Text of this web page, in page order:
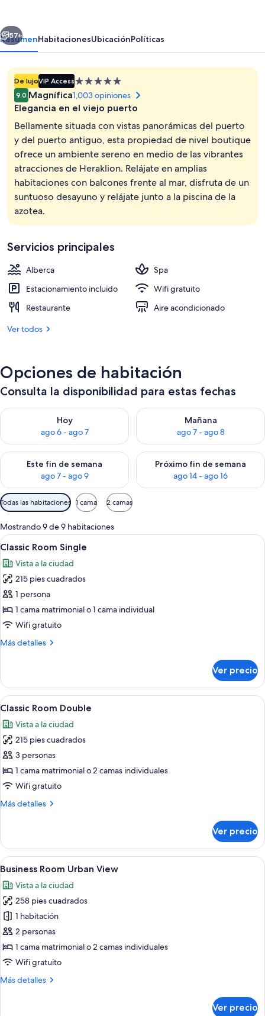
Alberca al aire libre
Siguiente
57+
ResumenHabitacionesUbicaciónPolíticas
De lujoVIP AccessPropiedad
de
5.0
9.0 Magnífica1,003 opiniones
Elegancia en el viejo puerto
Bellamente situada con vistas panorámicas del puerto
y del puerto antiguo, esta propiedad de nivel boutique
ofrece un ambiente sereno en medio de las vibrantes
atracciones de Heraklion. Relájate en amplias
habitaciones con balcones frente al mar, disfruta de un
suntuoso desayuno y relájate junto a la piscina de la
azotea.
Servicios principales
Alberca
Spa
Estacionamiento incluido
Wifi gratuito
Restaurante
Aire acondicionado
Ver todos
Opciones de habitación
Consulta la disponibilidad para estas fechas
Hoy
ago 6 - ago 7
Consulta la disponibilidad para hoy ago 6 - ago 7
Mañana
ago 7 - ago 8
Consulta la disponibilidad
Este fin de semana
ago 7 - ago 9
Consulta la disponibilidad para este fin de semana ago 7 -
Próximo fin de semana
ago 14 - ago 16
Consulta la disponibilidad
Filtros
disponibles
para
las
habitaciones
Todas las habitaciones 1 cama 2 camas
Mostrando 9 de 9 habitaciones
Abrir
todas
las
fotos
de
Classic
Room
Habitación de hotel con cama,
1
Classic Room Single
Vista a la ciudad
215 pies cuadrados
1 persona
1 cama matrimonial o 1 cama individual
Wifi gratuito
Más detalles
Más
Room
Single
Ver precio
Abrir
todas
las
fotos
de
Classic
Room
Habitación de hotel con cama,
1
Classic Room Double
Vista a la ciudad
215 pies cuadrados
3 personas
1 cama matrimonial o 2 camas individuales
Wifi gratuito
Más detalles
Más
Room
Double
Ver precio
Abrir
todas
las
fotos
de
Business
Room
Urban
Un baño moderno con lavamanos
1
Business Room Urban View
Vista a la ciudad
258 pies cuadrados
1 habitación
2 personas
1 cama matrimonial o 2 camas individuales
Wifi gratuito
Más detalles
Más
Ver precio